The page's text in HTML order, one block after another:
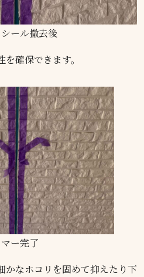
ール撤去後
確保できます。
ー完了
かなホコリを固めて抑えたり下